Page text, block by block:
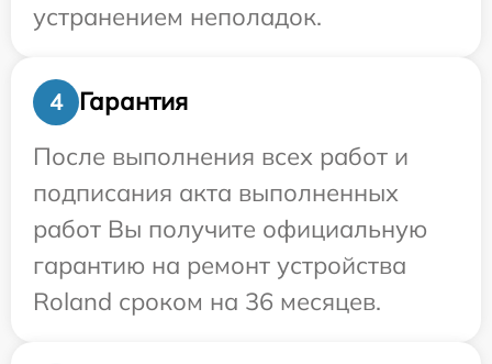
устранением неполадок.
4
Гарантия
После выполнения всех работ и
подписания акта выполненных
работ Вы получите официальную
гарантию на ремонт устройства
Roland сроком на 36 месяцев.